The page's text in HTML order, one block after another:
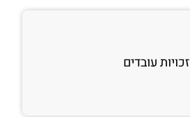
זכויות עובדים